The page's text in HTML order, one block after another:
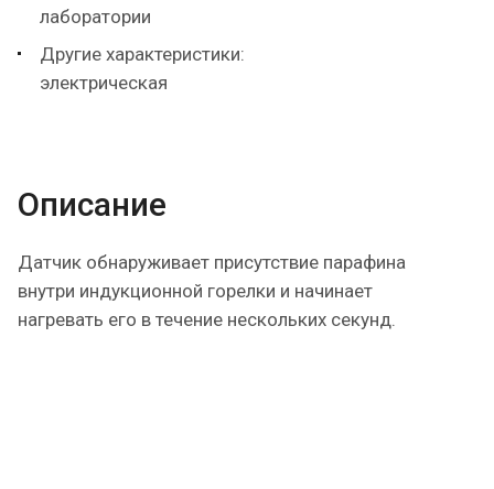
лаборатории
Другие характеристики:
электрическая
Описание
Датчик обнаруживает присутствие парафина
внутри индукционной горелки и начинает
нагревать его в течение нескольких секунд.